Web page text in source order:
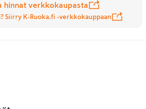
hinnat verkkokaupasta
Siirry K-Ruoka.fi -verkkokauppaan